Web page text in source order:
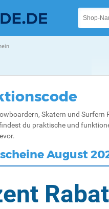
Skatern und
du praktische und
August